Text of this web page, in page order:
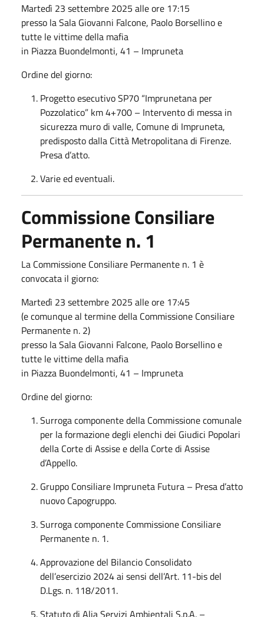
Martedì 23 settembre 2025 alle ore 17:15
presso la Sala Giovanni Falcone, Paolo Borsellino e
tutte le vittime della mafia
in Piazza Buondelmonti, 41 – Impruneta
Ordine del giorno:
Progetto esecutivo SP70 “Imprunetana per
Pozzolatico” km 4+700 – Intervento di messa in
sicurezza muro di valle, Comune di Impruneta,
predisposto dalla Città Metropolitana di Firenze.
Presa d’atto.
Varie ed eventuali.
Commissione Consiliare
Permanente n. 1
La Commissione Consiliare Permanente n. 1 è
convocata il giorno:
Martedì 23 settembre 2025 alle ore 17:45
(e comunque al termine della Commissione Consiliare
Permanente n. 2)
presso la Sala Giovanni Falcone, Paolo Borsellino e
tutte le vittime della mafia
in Piazza Buondelmonti, 41 – Impruneta
Ordine del giorno:
Surroga componente della Commissione comunale
per la formazione degli elenchi dei Giudici Popolari
della Corte di Assise e della Corte di Assise
d’Appello.
Gruppo Consiliare Impruneta Futura – Presa d’atto
nuovo Capogruppo.
Surroga componente Commissione Consiliare
Permanente n. 1.
Approvazione del Bilancio Consolidato
dell’esercizio 2024 ai sensi dell’Art. 11-bis del
D.Lgs. n. 118/2011.
Statuto di Alia Servizi Ambientali S.p.A. –